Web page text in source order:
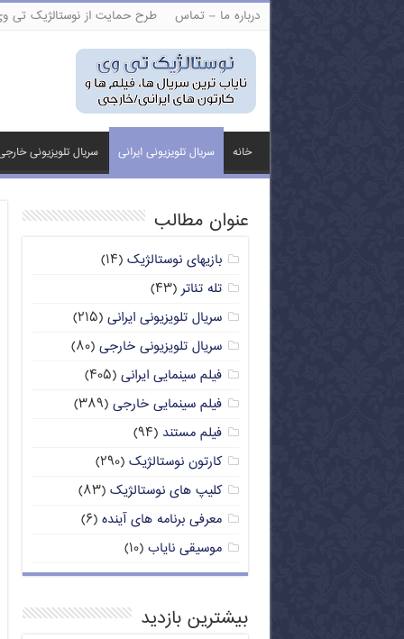
درباره ما – تماس طرح حمایت از نوستالژیک تی
خانه سریال تلویزیونی ایرانی سریال تلویزیونی
عنوان مطالب
بازیهای نوستالژیک (۱۴)
تله تئاتر(۴۳)
سریال تلویزیونی ایرانی (۲۱۵)
سریال تلویزیونی خارجی (۸۰)
فیلم سینمایی ایرانی (۴۰۵)
فیلم سینمایی خارجی (۳۸۹)
فیلم مستند (۹۴)
کارتون نوستالژیک (۲۹۰)
کلیپ های نوستالژیک (۸۳)
معرفی برنامه های آینده (۶)
موسیقی نایاب (۱۰)
بیشترین بازدید